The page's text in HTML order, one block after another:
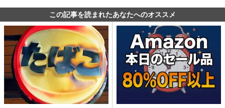
この記事を読まれたあなたへのオススメ